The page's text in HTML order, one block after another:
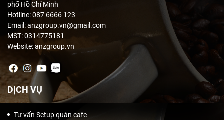
phố Hồ Chí Minh
Hotline: 087 6666 123
Email: anzgroup.vn@gmail.com
MST: 0314775181
Website: anzgroup.vn
DỊCH VỤ
Tư vấn Setup quán cafe